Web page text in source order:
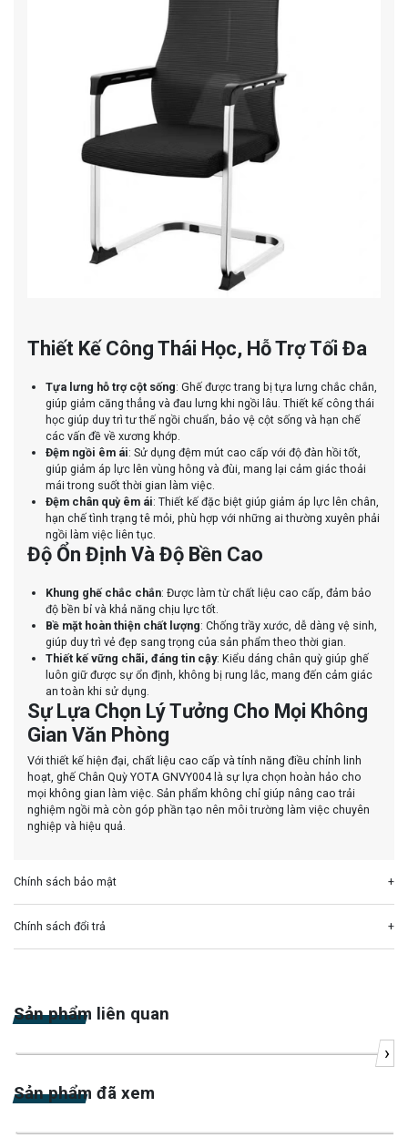
Thiết Kế Công Thái Học, Hỗ Trợ Tối Đa
Tựa lưng hỗ trợ cột sống: Ghế được trang bị tựa lưng chắc chắn,
giúp giảm căng thẳng và đau lưng khi ngồi lâu. Thiết kế công thái
học giúp duy trì tư thế ngồi chuẩn, bảo vệ cột sống và hạn chế
các vấn đề về xương khớp.
Đệm ngồi êm ái: Sử dụng đệm mút cao cấp với độ đàn hồi tốt,
giúp giảm áp lực lên vùng hông và đùi, mang lại cảm giác thoải
mái trong suốt thời gian làm việc.
Đệm chân quỳ êm ái: Thiết kế đặc biệt giúp giảm áp lực lên chân,
hạn chế tình trạng tê mỏi, phù hợp với những ai thường xuyên phải
ngồi làm việc liên tục.
Độ Ổn Định Và Độ Bền Cao
Khung ghế chắc chắn: Được làm từ chất liệu cao cấp, đảm bảo
độ bền bỉ và khả năng chịu lực tốt.
Bề mặt hoàn thiện chất lượng: Chống trầy xước, dễ dàng vệ sinh,
giúp duy trì vẻ đẹp sang trọng của sản phẩm theo thời gian.
Thiết kế vững chãi, đáng tin cậy: Kiểu dáng chân quỳ giúp ghế
luôn giữ được sự ổn định, không bị rung lắc, mang đến cảm giác
an toàn khi sử dụng.
Sự Lựa Chọn Lý Tưởng Cho Mọi Không
Gian Văn Phòng
Với thiết kế hiện đại, chất liệu cao cấp và tính năng điều chỉnh linh
hoạt, ghế Chân Quỳ YOTA GNVY004 là sự lựa chọn hoàn hảo cho
mọi không gian làm việc. Sản phẩm không chỉ giúp nâng cao trải
nghiệm ngồi mà còn góp phần tạo nên môi trường làm việc chuyên
nghiệp và hiệu quả.
Chính sách bảo mật
Chính sách đổi trả
Sản phẩm liên quan
›
Sản phẩm đã xem